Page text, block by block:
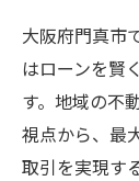
大阪府門真市
はローンを賢
す。地域の不
視点から、最
取引を実現す